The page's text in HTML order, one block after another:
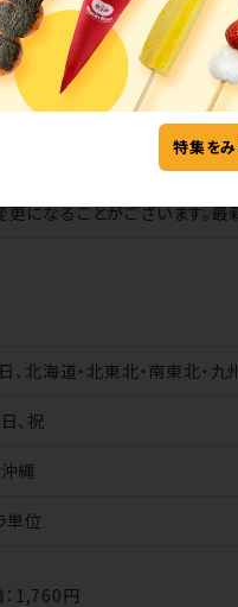
φ
になることがございます。最
日、北海道・北東北・南東北・
日、祝
沖縄
単位
1,760円
特集を